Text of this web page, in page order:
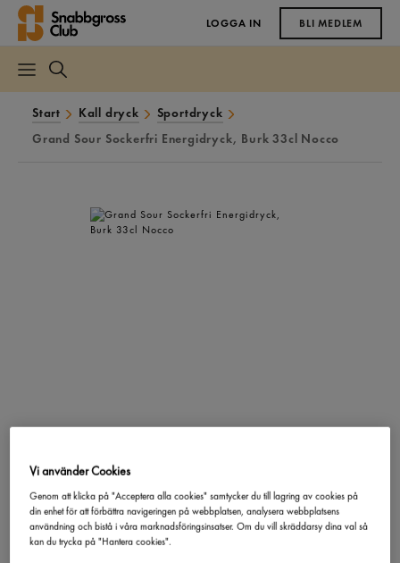
LOGGA IN BLI MEDLEM
Start Kall dryck
Sportdryck
Grand Sour Sockerfri Energidryck, Burk 33cl Nocco
Grand Sour Sockerfri
Energidryck, Burk
Nocco33cl
EAN: 27340131604553
Vi använder Cookies
Genom att klicka på "Acceptera alla cookies" samtycker du till lagring av cookies på
din enhet för att förbättra navigeringen på webbplatsen, analysera webbplatsens
användning och bistå i våra marknadsföringsinsatser. Om du vill skräddarsy dina val så
kan du trycka på "Hantera cookies".